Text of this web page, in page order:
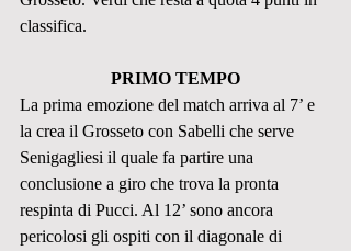
classifica.
PRIMO TEMPO
La prima emozione del match arriva al 7’ e
la crea il Grosseto con Sabelli che serve
Senigagliesi il quale fa partire una
conclusione a giro che trova la pronta
respinta di Pucci. Al 12’ sono ancora
pericolosi gli ospiti con il diagonale di